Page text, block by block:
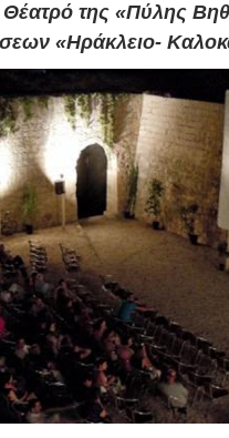
Θέατρό της «Πύλης
«Ηράκλειο-